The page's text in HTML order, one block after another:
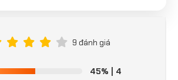
9 đánh giá
45% | 4